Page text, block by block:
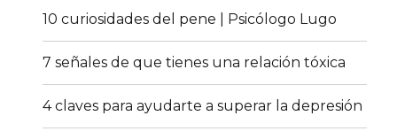
10 curiosidades del pene | Psicólogo Lugo
7 señales de que tienes una relación tóxica
4 claves para ayudarte a superar la depresión